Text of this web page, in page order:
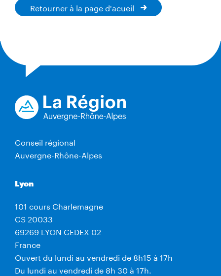
Retourner à la page d'acueil
Conseil régional
Auvergne-Rhône-Alpes
Lyon
101 cours Charlemagne
CS 20033
69269 LYON CEDEX 02
France
Ouvert du lundi au vendredi de 8h15 à 17h
Du lundi au vendredi de 8h 30 à 17h.